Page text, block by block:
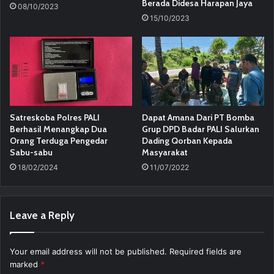
08/10/2023 Berada Didesa Harapan Jaya
15/10/2023
Satreskoba Polres PALI
Berhasil Menangkap Dua
Orang Terduga Pengedar
Sabu-sabu
18/02/2024
Dapat Amana Dari PT Bomba
Grup DPD Badar PALI Salurkan
Dading Qorban Kepada
Masyarakat
11/07/2022
Leave a Reply
Your email address will not be published. Required fields are
marked *